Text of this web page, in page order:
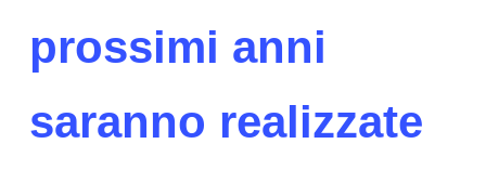
prossimi anni
saranno realizzate